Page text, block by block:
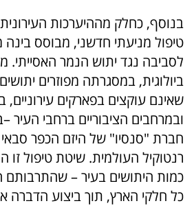
בנוסף, כחלק מההיערכות
טיפול מניעתי חדשני, מבוסס בינה
לסביבה נגד יתוש הנמר
ביולוגית, במסגרתה מפוזרים
שאינם עוקצים בפארקים עירוניים,
ובמרחבים הציבוריים ברחבי העיר
חברת "סנסיו" של היזם הכפר
רנטוקיל העולמית. שיטת טיפול זו
כמות היתושים בעיר –
כל חלקי הארץ, תוך ביצוע הדברה